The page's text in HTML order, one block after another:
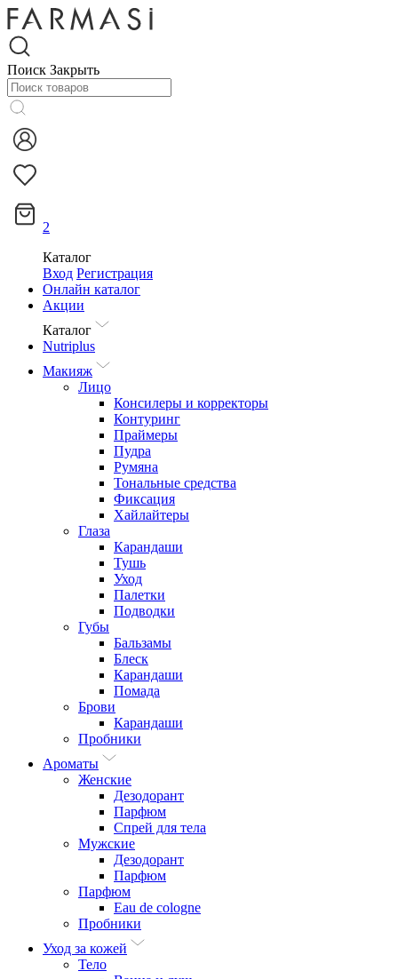
Поиск Закрыть
2
Каталог
Вход Регистрация
Онлайн каталог
Акции
Каталог
Nutriplus
Макияж
Лицо
Консилеры и корректоры
Контуринг
Праймеры
Пудра
Румяна
Тональные средства
Фиксация
Хайлайтеры
Глаза
Карандаши
Тушь
Уход
Палетки
Подводки
Губы
Бальзамы
Блеск
Карандаши
Помада
Брови
Карандаши
Пробники
Ароматы
Женские
Дезодорант
Парфюм
Спрей для тела
Мужские
Дезодорант
Парфюм
Парфюм
Eau de cologne
Пробники
Уход за кожей
Тело